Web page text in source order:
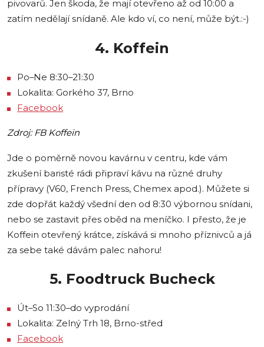
pivovarů. Jen škoda, že mají otevřeno až od 10:00 a
zatím nedělají snídaně. Ale kdo ví, co není, může být.:-)
4. Koffein
Po–Ne 8:30–21:30
Lokalita: Gorkého 37, Brno
Facebook
Zdroj: FB Koffein
Jde o poměrně novou kavárnu v centru, kde vám
zkušení baristé rádi připraví kávu na různé druhy
přípravy (V60, French Press, Chemex apod.). Můžete si
zde dopřát každý všední den od 8:30 výbornou snídani,
nebo se zastavit přes oběd na meníčko. I přesto, že je
Koffein otevřený krátce, získává si mnoho příznivců a já
za sebe také dávám palec nahoru!
5. Foodtruck Bucheck
Út–So 11:30–do vyprodání
Lokalita: Zelný Trh 18, Brno-střed
Facebook